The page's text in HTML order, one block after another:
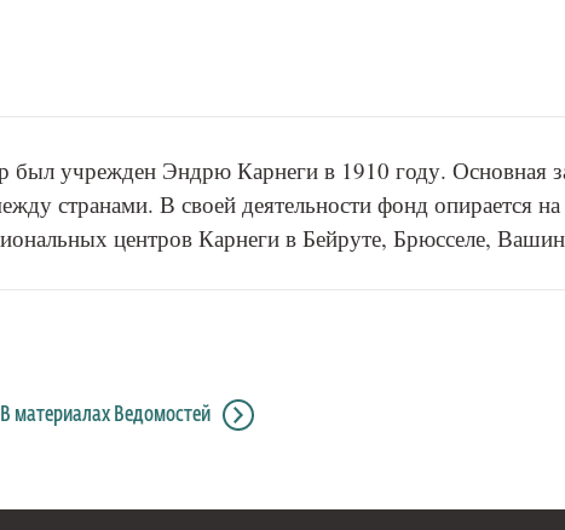
учрежден Эндрю Карнеги в 1910 году. Основная
странами. В своей деятельности фонд опирается
центров Карнеги в Бейруте, Брюсселе,
В материалах Ведомостей